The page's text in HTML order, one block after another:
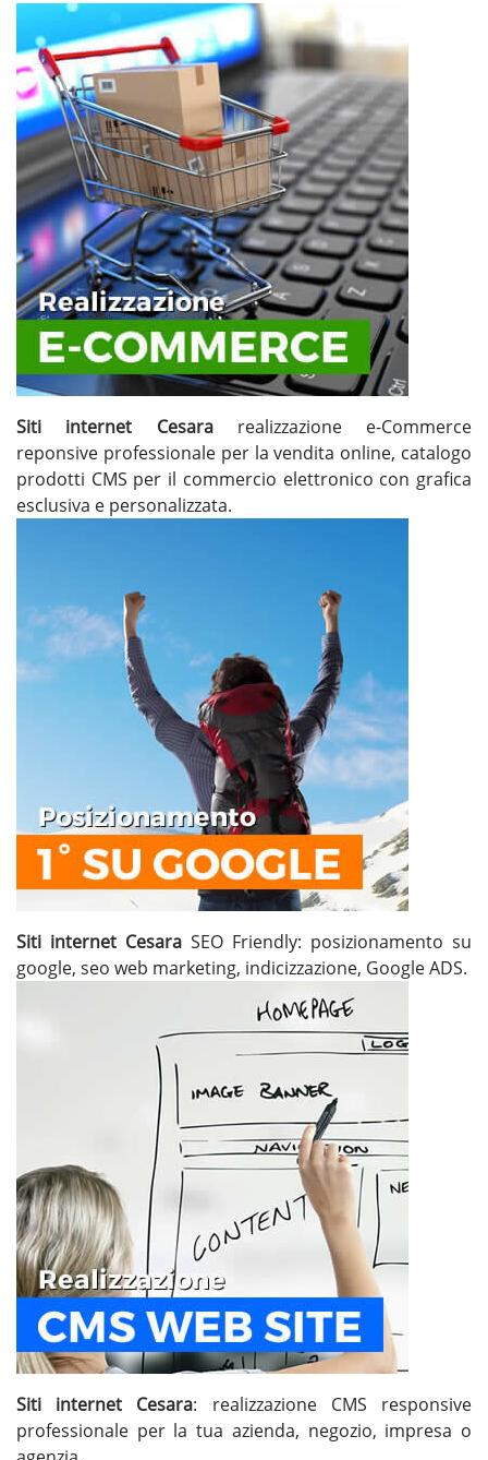
Siti internet Cesararealizzazione e-Commerce
reponsive professionale per la vendita online, catalogo
prodotti CMS per il commercio elettronico con grafica
esclusiva e personalizzata.
Siti internet Cesara SEO Friendly: posizionamento su
google, seo web marketing, indicizzazione, Google ADS.
Siti internet Cesara: realizzazione CMS responsive
professionale per la tua azienda, negozio, impresa o